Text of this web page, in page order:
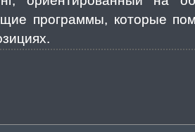
программы, которые